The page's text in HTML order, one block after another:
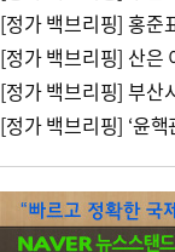
[정가 백브리핑] 홍준
[정가 백브리핑] 산은
[정가 백브리핑] 부산
[정가 백브리핑] ‘윤